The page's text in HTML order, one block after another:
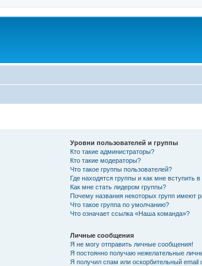
Уровни пользователей и группы
Кто такие администраторы?
Кто такие модераторы?
Что такое группы пользователей?
Где находятся группы и как мне вступить в
Как мне стать лидером группы?
Почему названия некоторых групп имеют
Что такое группа по умолчанию?
Что означает ссылка «Наша команда»?
Личные сообщения
Я не могу отправить личные сообщения!
Я постоянно получаю нежелательные
Я получил спам или оскорбительный email